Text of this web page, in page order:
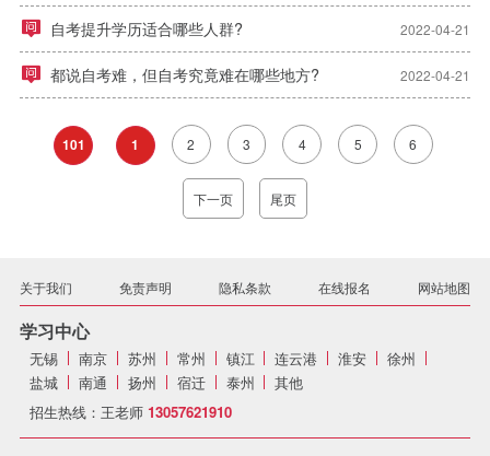
自考提升学历适合哪些人群? 2022-04-21
都说自考难，但自考究竟难在哪些地方? 2022-04-21
101 1 2 3 4 5 6
下一页 尾页
关于我们 免责声明 隐私条款 在线报名 网站地图
学习中心
无锡 南京 苏州 常州 镇江 连云港 淮安
徐州
盐城
南通 扬州 宿迁 泰州
其他
招生热线：王老师 13057621910